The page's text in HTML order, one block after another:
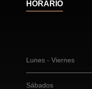
HORARIO
Lunes - Viernes
Sábados